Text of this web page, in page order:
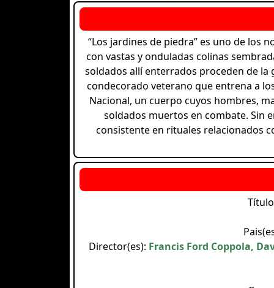
“Los jardines de piedra” es uno de los
con vastas y onduladas colinas
soldados allí enterrados proceden de la
condecorado veterano que entrena a
Nacional, un cuerpo cuyos hombres,
soldados muertos en combate. Sin
consistente en rituales relacionados
Director(es): Francis Ford Coppola,